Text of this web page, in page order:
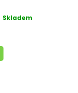
Skladem